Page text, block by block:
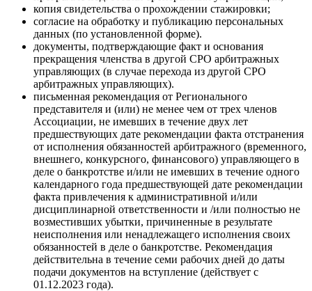
копия свидетельства о прохождении стажировки;
согласие на обработку и публикацию персональных
данных (по установленной форме).
документы, подтверждающие факт и основания
прекращения членства в другой СРО арбитражных
управляющих (в случае перехода из другой СРО
арбитражных управляющих).
письменная рекомендация от Регионального
представителя и (или) не менее чем от трех членов
Ассоциации, не имевших в течение двух лет
предшествующих дате рекомендации факта отстранения
от исполнения обязанностей арбитражного (временного,
внешнего, конкурсного, финансового) управляющего в
деле о банкротстве и/или не имевших в течение одного
календарного года предшествующей дате рекомендации
факта привлечения к административной и/или
дисциплинарной ответственности и /или полностью не
возместивших убытки, причиненные в результате
неисполнения или ненадлежащего исполнения своих
обязанностей в деле о банкротстве. Рекомендация
действительна в течение семи рабочих дней до даты
подачи документов на вступление (действует с
01.12.2023 года).